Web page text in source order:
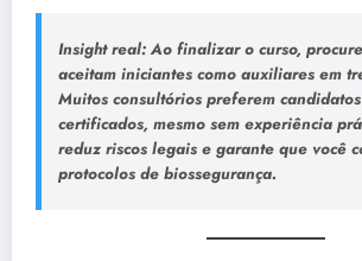
Insight real:Ao finalizar o curso,
aceitam iniciantes como auxiliares em
Muitos consultórios preferem
certificados, mesmo sem experiência
reduz riscos legais e garante que você
protocolos de biossegurança.